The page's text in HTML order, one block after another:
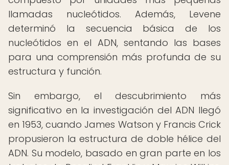
llamadas nucleótidos. Además, Levene
determinó la secuencia básica de los
nucleótidos en el ADN, sentando las bases
para una comprensión más profunda de su
estructura y función.
Sin embargo, el descubrimiento más
significativo en la investigación del ADN llegó
en 1953, cuando James Watson y Francis Crick
propusieron la estructura de doble hélice del
ADN. Su modelo, basado en gran parte en los